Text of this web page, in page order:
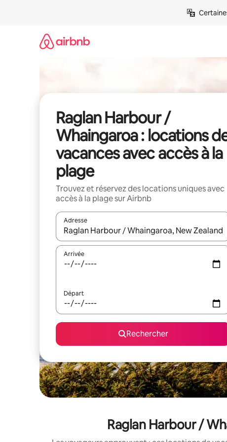
Raglan Harbour /
Whaingaroa : locations
vacances avec accès à la
plage
Trouvez et réservez des locations uniques avec
accès à la plage sur Airbnb
Adresse
Lorsque les résultats s'affichent, utilisez les
Arrivée
Départ
Rechercher
Raglan Harbour /